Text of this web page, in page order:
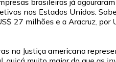
brasileiras já
nos Estados Unidos.
27 milhões e a Aracruz, por
na Justiça americana